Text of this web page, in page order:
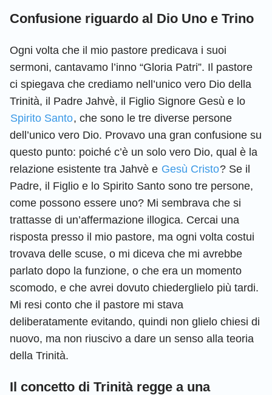
Confusione riguardo al Dio Uno e Trino
Ogni volta che il mio pastore predicava i suoi
sermoni, cantavamo l’inno “Gloria Patri”. Il pastore
ci spiegava che crediamo nell’unico vero Dio della
Trinità, il Padre Jahvè, il Figlio Signore Gesù e lo
Spirito Santo, che sono le tre diverse persone
dell’unico vero Dio. Provavo una gran confusione su
questo punto: poiché c’è un solo vero Dio, qual è la
relazione esistente tra Jahvè e Gesù Cristo? Se il
Padre, il Figlio e lo Spirito Santo sono tre persone,
come possono essere uno? Mi sembrava che si
trattasse di un’affermazione illogica. Cercai una
risposta presso il mio pastore, ma ogni volta costui
trovava delle scuse, o mi diceva che mi avrebbe
parlato dopo la funzione, o che era un momento
scomodo, e che avrei dovuto chiederglielo più tardi.
Mi resi conto che il pastore mi stava
deliberatamente evitando, quindi non glielo chiesi di
nuovo, ma non riuscivo a dare un senso alla teoria
della Trinità.
Il concetto di Trinità regge a una